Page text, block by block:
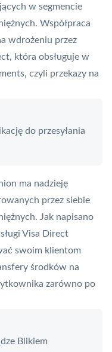
w segmencie
Współpraca
wdrożeniu przez
która obsługuje w
czyli przekazy na
do przesyłania
ma nadzieję
przez siebie
Jak napisano
Visa Direct
swoim klientom
środków na
zarówno po
Blikiem